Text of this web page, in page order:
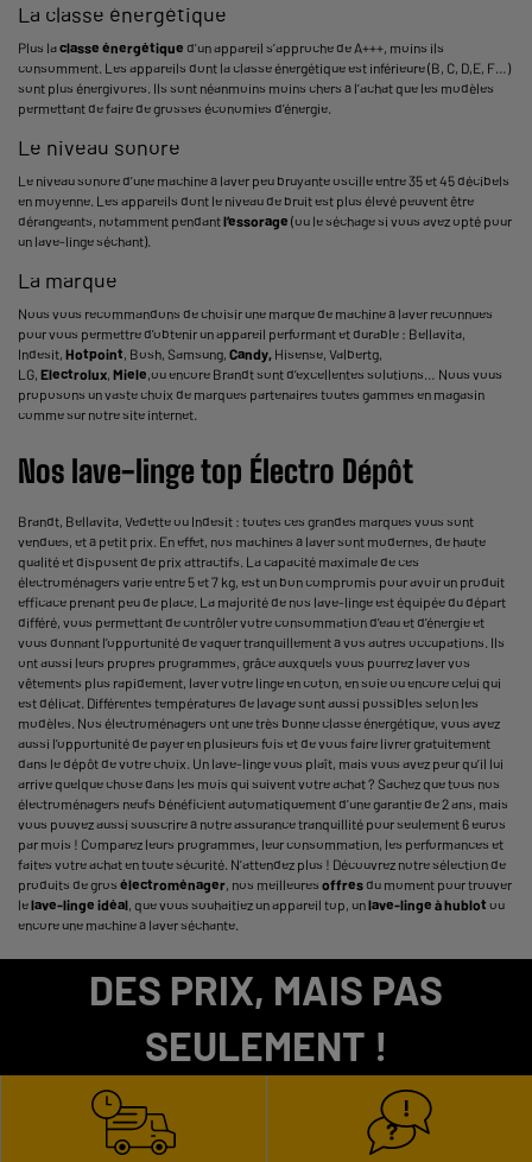
La classe énergétique
Plus laclasse énergétique d’un appareil s’approche de A+++, moins ils
consomment. Les appareils dont la classe énergétique est inférieure (B, C, D,E, F…)
sont plus énergivores. Ils sont néanmoins moins chers à l’achat que les modèles
permettant de faire de grosses économies d’énergie.
Le niveau sonore
Le niveau sonore d’une machine à laver peu bruyante oscille entre 35 et 45 décibels
en moyenne. Les appareils dont le niveau de bruit est plus élevé peuvent être
dérangeants, notamment pendantl’essorage (ou le séchage si vous avez opté pour
un lave-linge séchant).
La marque
Nous vous recommandons de choisir une marque de machine à laver reconnues
pour vous permettre d’obtenir un appareil performant et durable : Bellavita,
Indesit, Hotpoint, Bosh, Samsung, Candy, Hisense, Valbertg,
LG, Electrolux, Miele,ou encore Brandt sont d’excellentes solutions… Nous vous
proposons un vaste choix de marques partenaires toutes gammes en magasin
comme sur notre site internet.
Nos lave-linge top Électro Dépôt
Brandt, Bellavita, Vedette ou Indesit : toutes ces grandes marques vous sont
vendues, et à petit prix. En effet, nos machines à laver sont modernes, de haute
qualité et disposent de prix attractifs. La capacité maximale de ces
électroménagers varie entre 5 et 7 kg, est un bon compromis pour avoir un produit
efficace prenant peu de place. La majorité de nos lave-linge est équipée du départ
différé, vous permettant de contrôler votre consommation d’eau et d’énergie et
vous donnant l’opportunité de vaquer tranquillement à vos autres occupations. Ils
ont aussi leurs propres programmes, grâce auxquels vous pourrez laver vos
vêtements plus rapidement, laver votre linge en coton, en soie ou encore celui qui
est délicat. Différentes températures de lavage sont aussi possibles selon les
modèles. Nos électroménagers ont une très bonne classe énergétique, vous avez
aussi l’opportunité de payer en plusieurs fois et de vous faire livrer gratuitement
dans le dépôt de votre choix. Un lave-linge vous plaît, mais vous avez peur qu’il lui
arrive quelque chose dans les mois qui suivent votre achat ? Sachez que tous nos
électroménagers neufs bénéficient automatiquement d’une garantie de 2 ans, mais
vous pouvez aussi souscrire à notre assurance tranquillité pour seulement 6 euros
par mois ! Comparez leurs programmes, leur consommation, les performances et
faites votre achat en toute sécurité. N’attendez plus ! Découvrez notre sélection de
produits de gros électroménager, nos meilleures offresdu moment pour trouver
lelave-linge idéal, que vous souhaitiez un appareil top, unlave-linge à hublot ou
encore une machine à laver séchante.
DES PRIX, MAIS PAS
SEULEMENT !